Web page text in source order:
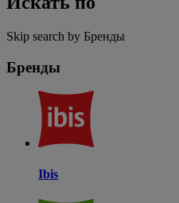
Skip search by Бренды
Бренды
Ibis